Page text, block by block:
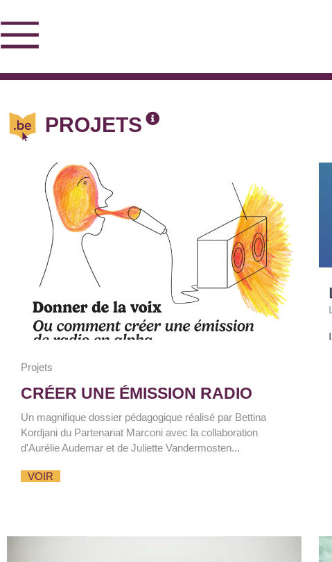
PROJETS
Projets
CRÉER UNE ÉMISSION RADIO
Un magnifique dossier pédagogique réalisé par Bettina
Kordjani du Partenariat Marconi avec la collaboration
d'Aurélie Audemar et de Juliette Vandermosten...
VOIR